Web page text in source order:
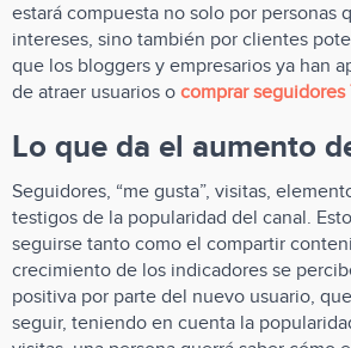
estará compuesta no solo por personas
intereses, sino también por clientes
que los bloggers y empresarios ya han
de atraer usuarios o comprar seguidores
Lo que da el aumento
Seguidores, “me gusta”, visitas,
testigos de la popularidad del canal.
seguirse tanto como el compartir
crecimiento de los indicadores se
positiva por parte del nuevo usuario,
seguir, teniendo en cuenta la